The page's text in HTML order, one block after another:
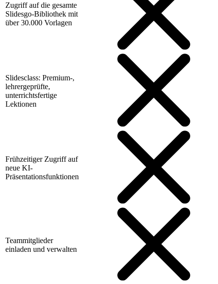
Zugriff auf die gesamte
Slidesgo-Bibliothek mit
über 30.000 Vorlagen
Slidesclass: Premium-,
lehrergeprüfte,
unterrichtsfertige
Lektionen
Frühzeitiger Zugriff auf
neue KI-
Präsentationsfunktionen
Teammitglieder
einladen und verwalten